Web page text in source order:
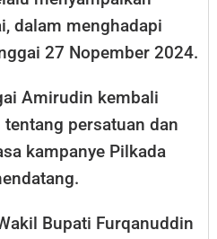
dalam menghadapi
27 Nopember 2024.
Amirudin kembali
persatuan dan
kampanye Pilkada
Bupati Furqanuddin